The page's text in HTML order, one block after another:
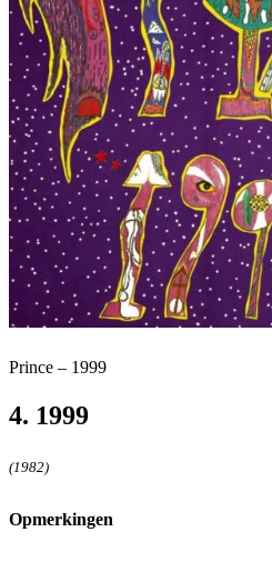
Prince – 1999
4. 1999
(1982)
Opmerkingen